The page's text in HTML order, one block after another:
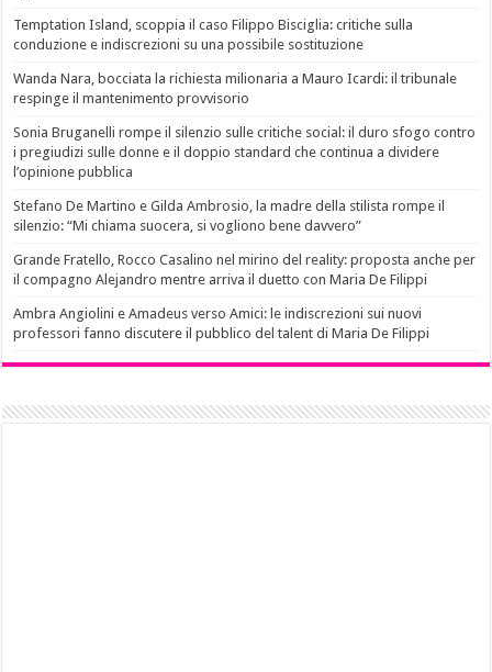
Temptation Island, scoppia il caso Filippo Bisciglia: critiche sulla
conduzione e indiscrezioni su una possibile sostituzione
Wanda Nara, bocciata la richiesta milionaria a Mauro Icardi: il tribunale
respinge il mantenimento provvisorio
Sonia Bruganelli rompe il silenzio sulle critiche social: il duro sfogo contro
i pregiudizi sulle donne e il doppio standard che continua a dividere
l’opinione pubblica
Stefano De Martino e Gilda Ambrosio, la madre della stilista rompe il
silenzio: “Mi chiama suocera, si vogliono bene davvero”
Grande Fratello, Rocco Casalino nel mirino del reality: proposta anche per
il compagno Alejandro mentre arriva il duetto con Maria De Filippi
Ambra Angiolini e Amadeus verso Amici: le indiscrezioni sui nuovi
professori fanno discutere il pubblico del talent di Maria De Filippi